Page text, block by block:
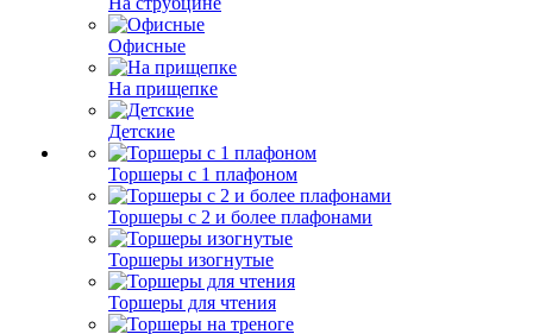
Офисные
На прищепке
Детские
Торшеры с 1 плафоном
Торшеры с 2 и более плафонами
Торшеры изогнутые
Торшеры для чтения